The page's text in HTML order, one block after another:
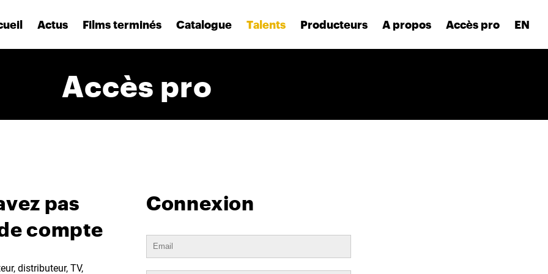
Actus Films terminés Catalogue Talents Producteurs A propos Accès pro EN
Accès pro
pas
compte
distributeur, TV,
Connexion